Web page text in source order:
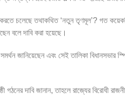
চলেছে তথাকথিত ‘নতুন তৃণমূল’? গত
বলে দাবি করা হয়েছে।
জানিয়েছেন এবং সেই তালিকা বিধানসভার
দাবি জানান, তাহলে রাজ্যের বিরোধী